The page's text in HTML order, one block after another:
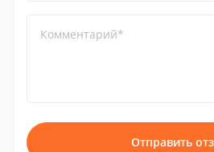
Комментарий*
Отправить